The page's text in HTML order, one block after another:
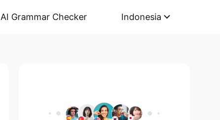
AI Grammar Checker Indonesia